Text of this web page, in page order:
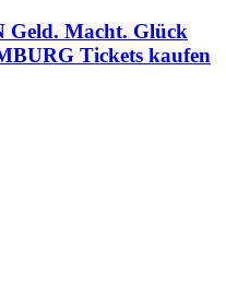
Macht. Glück
Tickets kaufen